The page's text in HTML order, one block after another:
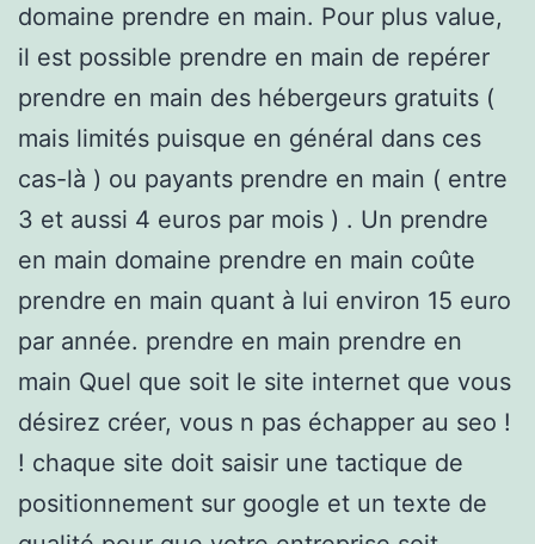
domaine prendre en main. Pour plus value,
il est possible prendre en main de repérer
prendre en main des hébergeurs gratuits (
mais limités puisque en général dans ces
cas-là ) ou payants prendre en main ( entre
3 et aussi 4 euros par mois ) . Un prendre
en main domaine prendre en main coûte
prendre en main quant à lui environ 15 euro
par année. prendre en main prendre en
main Quel que soit le site internet que vous
désirez créer, vous n pas échapper au seo !
! chaque site doit saisir une tactique de
positionnement sur google et un texte de